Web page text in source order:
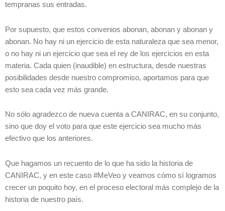
tempranas sus entradas.
Por supuesto, que estos convenios abonan, abonan y abonan y
abonan. No hay ni un ejercicio de esta naturaleza que sea menor,
o no hay ni un ejercicio que sea el rey de los ejercicios en esta
materia. Cada quien (inaudible) en estructura, desde nuestras
posibilidades desde nuestro compromiso, aportamos para que
esto sea cada vez más grande.
No sólo agradezco de nueva cuenta a CANIRAC, en su conjunto,
sino que doy el voto para que este ejercicio sea mucho más
efectivo que los anteriores.
Que hagamos un recuento de lo que ha sido la historia de
CANIRAC, y en este caso #MeVeo y veamos cómo sí logramos
crecer un poquito hoy, en el proceso electoral más complejo de la
historia de nuestro país.